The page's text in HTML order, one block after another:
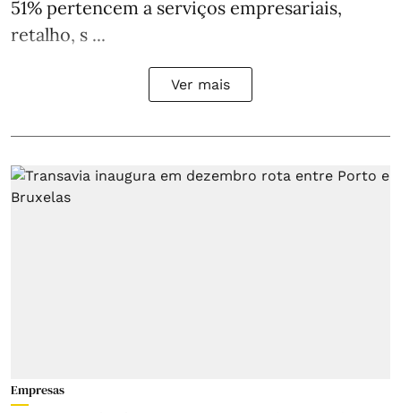
51% pertencem a serviços empresariais,
retalho, s ...
Ver mais
Empresas